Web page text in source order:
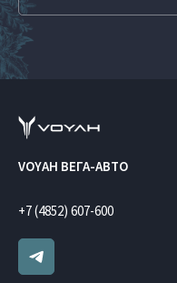
VOYAH ВЕГА-АВТО
+7 (4852) 607-600